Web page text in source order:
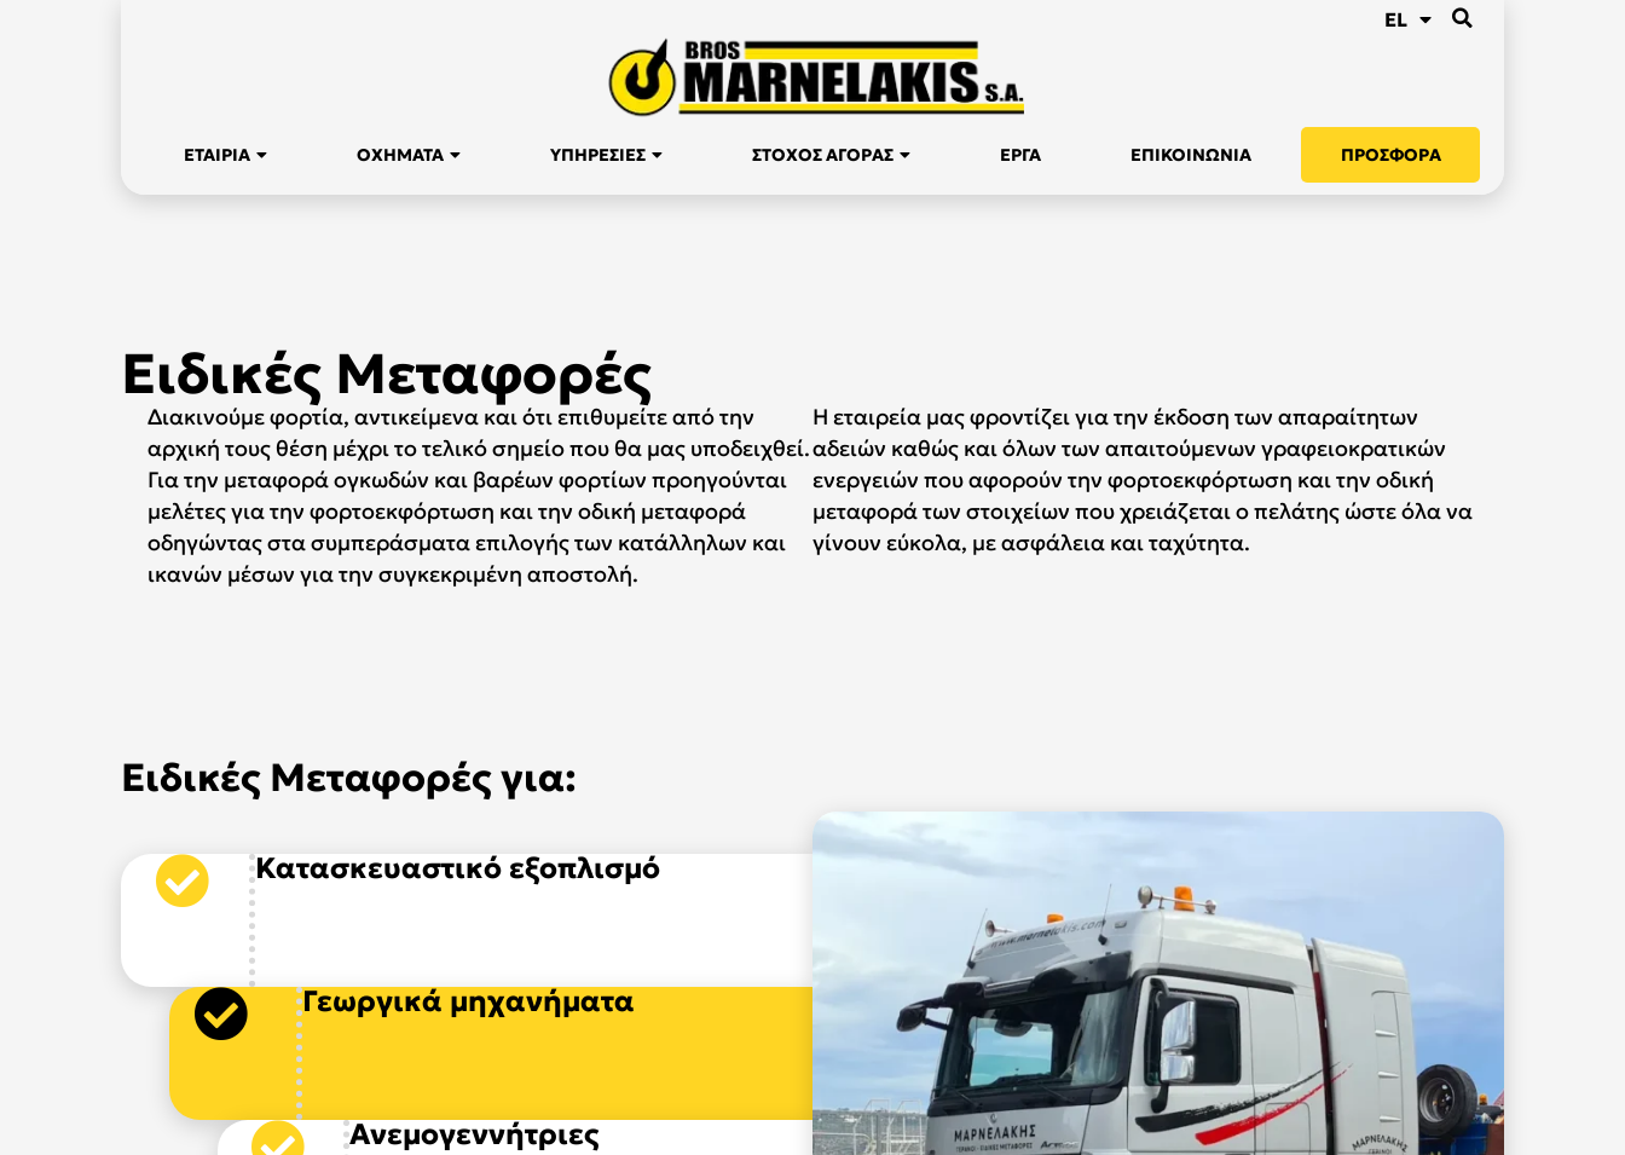
EL
EN
ΕΤΑΙΡΙΑ ΟΧΗΜΑΤΑ ΥΠΗΡΕΣΙΕΣ ΣΤΟΧΟΣ ΑΓΟΡΑΣ ΕΡΓΑ ΕΠΙΚΟΙΝΩΝΙΑ ΠΡΟΣΦΟΡΑ
Ειδικές Μεταφορές
Διακινούμε φορτία, αντικείμενα και ότι επιθυμείτε από την
αρχική τους θέση μέχρι το τελικό σημείο που θα μας υποδειχθεί.
Για την μεταφορά ογκωδών και βαρέων φορτίων προηγούνται
μελέτες για την φορτοεκφόρτωση και την οδική μεταφορά
οδηγώντας στα συμπεράσματα επιλογής των κατάλληλων και
ικανών μέσων για την συγκεκριμένη αποστολή.
Η εταιρεία μας φροντίζει για την έκδοση των απαραίτητων
αδειών καθώς και όλων των απαιτούμενων γραφειοκρατικών
ενεργειών που αφορούν την φορτοεκφόρτωση και την οδική
μεταφορά των στοιχείων που χρειάζεται ο πελάτης ώστε όλα να
γίνουν εύκολα, με ασφάλεια και ταχύτητα.
Ειδικές Μεταφορές για:
Κατασκευαστικό εξοπλισμό
Γεωργικά μηχανήματα
Ανεμογεννήτριες